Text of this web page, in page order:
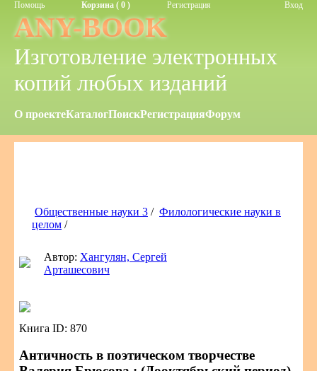
Помощь Корзина ( 0 ) Регистрация Вход
ANY-BOOK
Изготовление электронных
копий любых изданий
О проектеКаталогПоискРегистрацияФорум
Общественные науки 3 / Филологические науки в
целом /
Автор: Хангулян, Сергей
Арташесович
Книга ID: 870
Античность в поэтическом творчестве